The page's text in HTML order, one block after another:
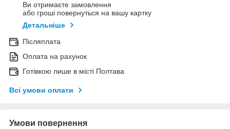
Ви отримаєте замовлення
або гроші повернуться на вашу картку
Детальніше
Післяплата
Оплата на рахунок
Готівкою лише в місті Полтава
Всі умови оплати
Умови повернення